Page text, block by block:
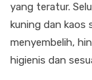
yang teratur.
kuning dan kaos
menyembelih,
higienis dan